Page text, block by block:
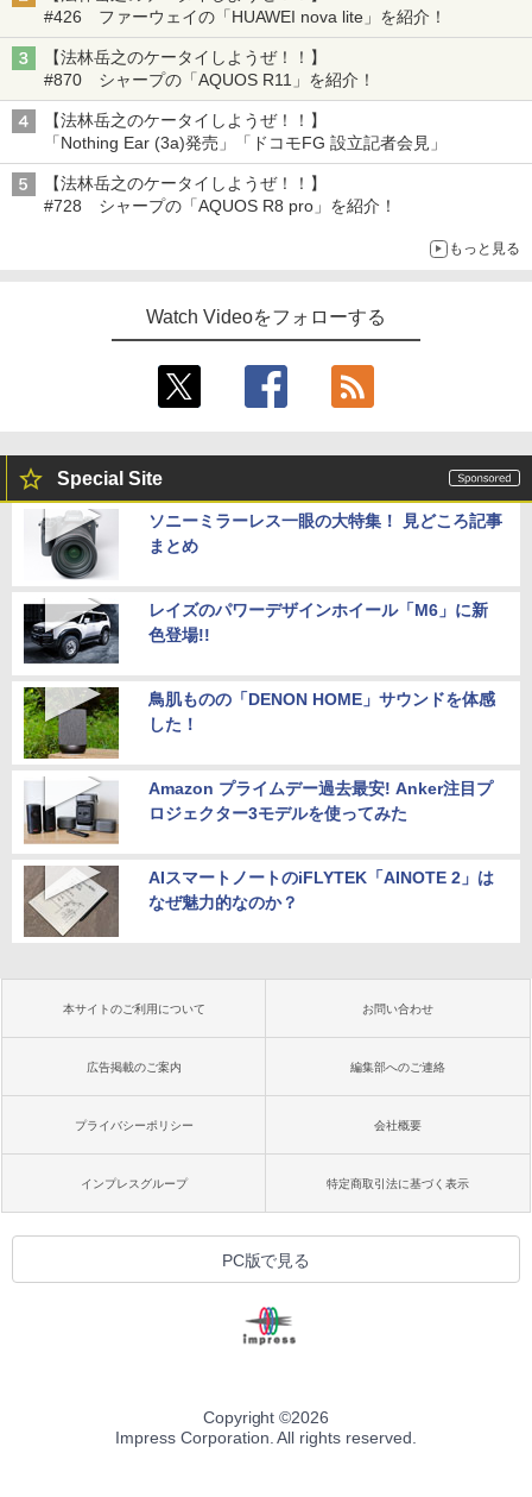
#426 ファーウェイの「HUAWEI nova lite」を紹介！
【法林岳之のケータイしようぜ！！】
#870 シャープの「AQUOS R11」を紹介！
【法林岳之のケータイしようぜ！！】
「Nothing Ear (3a)発売」「ドコモFG 設立記者会見」
【法林岳之のケータイしようぜ！！】
#728 シャープの「AQUOS R8 pro」を紹介！
もっと見る
Watch Videoをフォローする
Special Site
ソニーミラーレス一眼の大特集！ 見どころ記事
まとめ
レイズのパワーデザインホイール「M6」に新
色登場!!
鳥肌ものの「DENON HOME」サウンドを体感
した！
Amazon プライムデー過去最安! Anker注目プ
ロジェクター3モデルを使ってみた
AIスマートノートのiFLYTEK「AINOTE 2」は
なぜ魅力的なのか？
本サイトのご利用について お問い合わせ
広告掲載のご案内 編集部へのご連絡
プライバシーポリシー 会社概要
インプレスグループ 特定商取引法に基づく表示
PC版で見る
Copyright ©2026
Impress Corporation. All rights reserved.